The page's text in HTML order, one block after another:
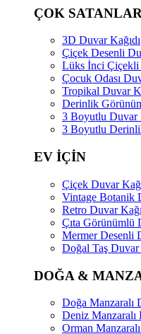
ÇOK SATANLAR
3D Duvar Kağıdı
Çiçek Desenli
Lüks İnci Çiçekli
Çocuk Odası
Tropikal Duvar
Derinlik
3 Boyutlu Duvar
3 Boyutlu
EV İÇİN
Çiçek Duvar
Vintage Botanik
Retro Duvar
Çıta Görünümlü
Mermer Desenli
Doğal Taş Duvar
DOĞA &
Doğa Manzaralı
Deniz Manzaralı
Orman